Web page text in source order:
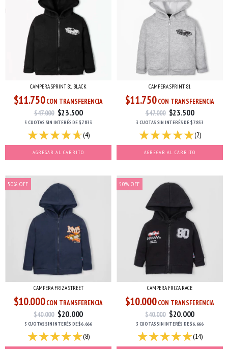
CAMPERA SPRINT 81 BLACK
$11.750 CON TRANSFERENCIA
$47.000 $23.500
3 CUOTAS SIN INTERÉSDE$7.833
(4)
AGREGAR AL CARRITO
CAMPERA SPRINT 81
$11.750 CON TRANSFERENCIA
$47.000 $23.500
3 CUOTAS SIN INTERÉSDE$7.833
(2)
AGREGAR AL CARRITO
50% OFF
CAMPERA FRIZA STREET
$10.000 CON TRANSFERENCIA
$40.000 $20.000
3 CUOTASSIN INTERÉS DE$6.666
(8)
50% OFF
CAMPERA FRIZA RACE
$10.000 CON TRANSFERENCIA
$40.000 $20.000
3 CUOTASSIN INTERÉS DE$6.666
(14)